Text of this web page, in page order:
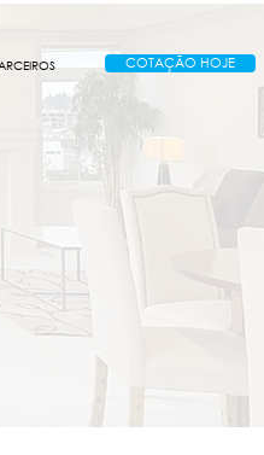
COTAÇÃO HOJE